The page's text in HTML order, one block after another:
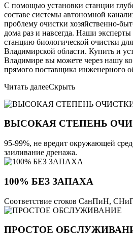
С помощью установки станции
составе системы автономной
проблему очистки хозяйственно-
дома раз и навсегда. Наши эксперты
станцию биологической очистки
Владимирской области. Купить и
Владимире вы можете через нашу
прямого поставщика инженерного
Читать далееСкрыть
ВЫСОКАЯ СТЕПЕНЬ
95-99%, не вредит окружающей
заиливание дренажа.
100% БЕЗ ЗАПАХА
Соответствие стоков СанПиН,
ПРОСТОЕ